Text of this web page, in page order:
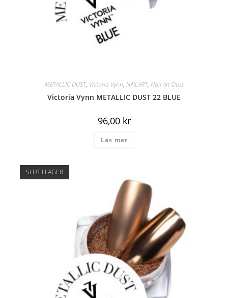
METALLIC DUST, Victoria Vynn, NAILART, Nail Art Dust
Victoria Vynn METALLIC DUST 22 BLUE
96,00 kr
Läs mer
SLUT I LAGER